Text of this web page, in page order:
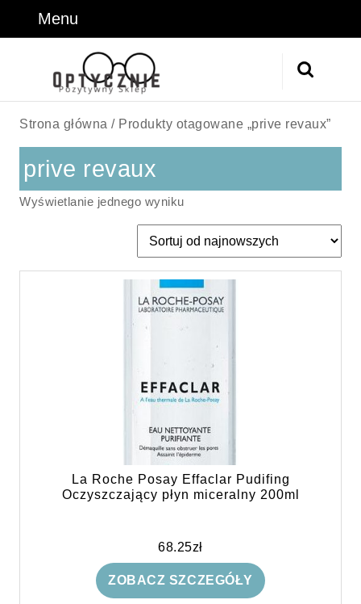
Menu
Strona główna / Produkty otagowane „prive revaux”
prive revaux
Wyświetlanie jednego wyniku
La Roche Posay Effaclar Pudifing
Oczyszczający płyn miceralny 200ml
68.25zł
ZOBACZ SZCZEGÓŁY